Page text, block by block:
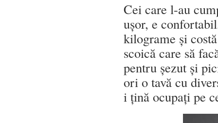
Cei care l-au
ușor, e
kilograme și
scoică care să
pentru șezut și
ori o tavă cu
i țină ocupați pe